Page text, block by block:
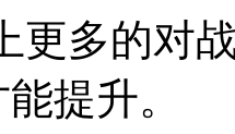
更多的对
提升。